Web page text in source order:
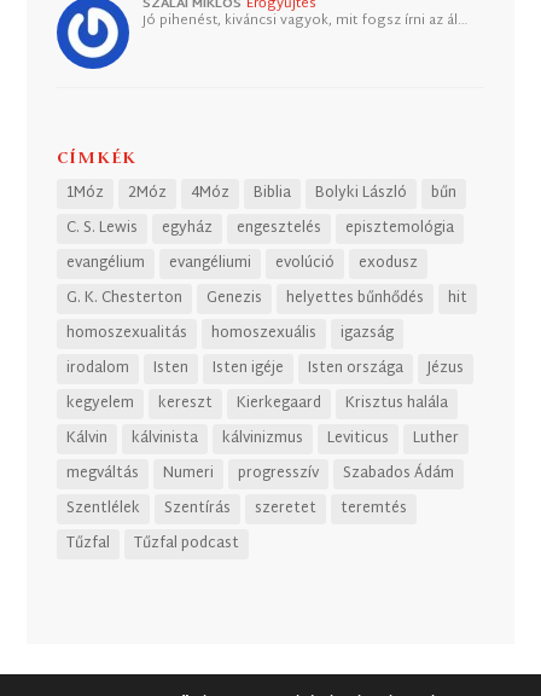
Jó pihenést, kiváncsi vagyok, mit fogsz írni az ál…
CÍMKÉK
1Móz 2Móz 4Móz Biblia Bolyki László
bűn
C. S. Lewis
egyház engesztelés
episztemológia
evangélium
evangéliumi evolúció
exodusz
G. K. Chesterton
Genezis helyettes bűnhődés
hit
homoszexualitás
homoszexuális
igazság
irodalom
Isten Isten igéje Isten országa
Jézus
kegyelem
kereszt Kierkegaard
Krisztus halála
Kálvin
kálvinista kálvinizmus Leviticus
Luther
megváltás
Numeri progresszív
Szabados Ádám
Szentlélek
Szentírás szeretet
teremtés
Tűzfal
Tűzfal podcast